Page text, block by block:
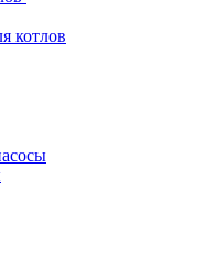
котлов